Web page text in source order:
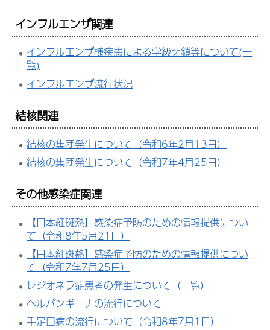
インフルエンザ関連
インフルエンザ様疾患による学級閉鎖等について(一
覧)
インフルエンザ流行状況
結核関連
結核の集団発生について（令和6年2月13日）
結核の集団発生について（令和7年4月25日）
その他感染症関連
【日本紅斑熱】感染症予防のための情報提供につい
て（令和8年5月21日）
【日本紅斑熱】感染症予防のための情報提供につい
て（令和7年7月25日）
レジオネラ症患者の発生について（一覧）
ヘルパンギーナの流行について
手足口病の流行について（令和8年7月1日）